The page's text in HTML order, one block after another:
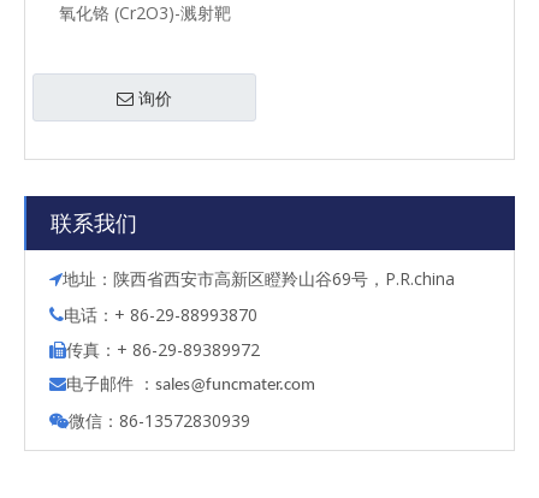
氧化铬 (Cr2O3)-溅射靶
询价
联系我们
地址：陕西省西安市高新区瞪羚山谷69号，P.R.china
电话：+ 86-29-88993870
传真：+ 86-29-89389972
电子邮件 ： sales@funcmater.com
微信：86-13572830939